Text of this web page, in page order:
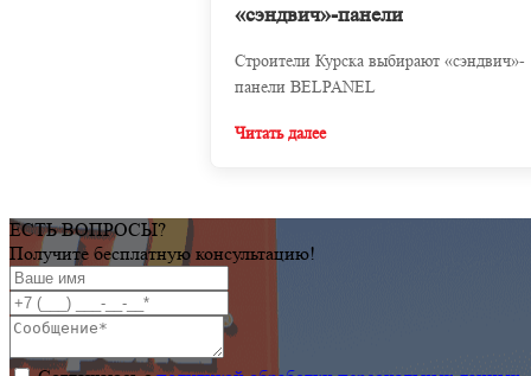
«сэндвич»-панели
Строители Курска выбирают «сэндвич»-
панели BELPANEL
Читать далее
ЕСТЬ ВОПРОСЫ?
Получите бесплатную консультацию!